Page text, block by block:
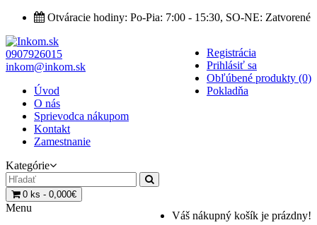
Otváracie hodiny: Po-Pia: 7:00 - 15:30, SO-NE: Zatvorené
Registrácia
Prihlásiť sa
Obľúbené produkty (0)
Pokladňa
0907926015
inkom@inkom.sk
Úvod
O nás
Sprievodca nákupom
Kontakt
Zamestnanie
Kategórie
0 ks - 0,000€
Váš nákupný košík je prázdny!
Menu